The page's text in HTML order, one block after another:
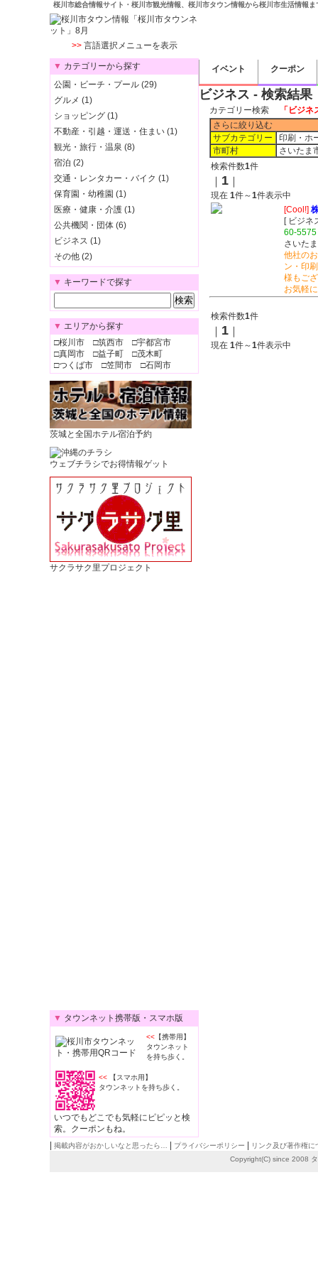
桜川市総合情報サイト・桜川市観光情報、桜川市タウン情報から桜川市生活情報ま
>>言語選択メニューを表示
▼ カテゴリーから探す
公園・ビーチ・プール (29)
グルメ (1)
ショッピング (1)
不動産・引越・運送・住まい (1)
観光・旅行・温泉 (8)
宿泊 (2)
交通・レンタカー・バイク (1)
保育園・幼稚園 (1)
医療・健康・介護 (1)
公共機関・団体 (6)
ビジネス (1)
その他 (2)
▼ キーワードで探す
▼ エリアから探す
□桜川市 □筑西市 □宇都宮市
□真岡市 □益子町 □茂木町
□つくば市 □笠間市 □石岡市
茨城と全国ホテル宿泊予約
ウェブチラシでお得情報ゲット
サクラサク里プロジェクト
▼ タウンネット携帯版・スマホ版
<< 【携帯用】
タウンネット
を持ち歩く。
<< 【スマホ用】
タウンネットを持ち歩く。
いつでもどこでも気軽にピピッと検
索。クーポンもね。
イベント クーポン
ビジネス - 検索結果
カテゴリー検索
「ビジネ
さらに絞り込む
サブカテゴリー
印刷・ホ
市町村
さいたま
検索件数1件
｜ 1 ｜
現在 1件～1件表示中
[Cool!]
[ ビジ
60-5575
さいた
他社の
ン・印
様もご
お気軽
検索件数1件
｜ 1 ｜
現在 1件～1件表示中
| 掲載内容がおかしいなと思ったら… | プライバシーポリシー | リンク及び著作権に
Copyright(C) since 2008